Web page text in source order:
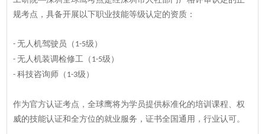
规考点，具备开展以下职业技能等级认定的资质：
-无人机驾驶员（ 1-5级）
-无人机装调检修工（ 1-5级）
-科技咨询师（ 1-3级）
作为官方认证考点，全球鹰将为学员提供标准化的培训课程、权
威的技能认证和全方位的就业服务，证书全国通用，行业认可。